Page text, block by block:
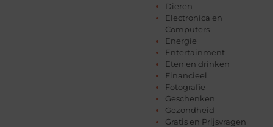
Dieren
Electronica en
Computers
Energie
Entertainment
Eten en drinken
Financieel
Fotografie
Geschenken
Gezondheid
Gratis en Prijsvragen